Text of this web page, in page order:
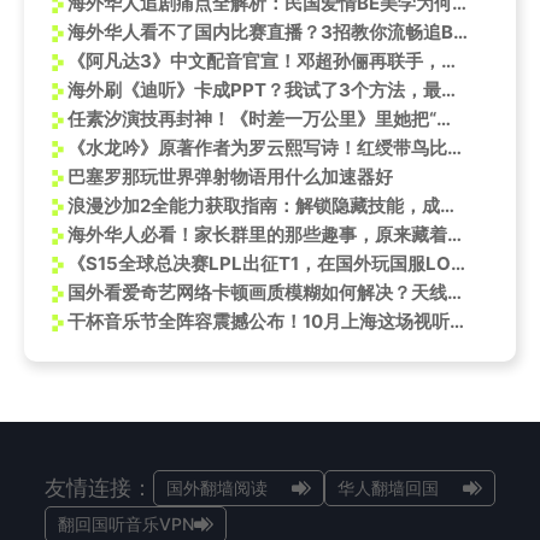
海外华人看不了国内比赛直播？3招教你流畅追BLG对战T1！
《阿凡达3》中文配音官宣！邓超孙俪再联手，海外华人却面临“看片难”？
海外刷《迪听》卡成PPT？我试了3个方法，最后那个秒开无延迟
任素汐演技再封神！《时差一万公里》里她把“生活”演活了，网友：像秋裤扎进袜子般服帖
《水龙吟》原著作者为罗云熙写诗！红绶带鸟比喻惊艳全网，这些细节太戳心
巴塞罗那玩世界弹射物语用什么加速器好
浪漫沙加2全能力获取指南：解锁隐藏技能，成就完美游戏体验
海外华人必看！家长群里的那些趣事，原来藏着这么多生活智慧
《S15全球总决赛LPL出征T1，在国外玩国服LOL用什么加速器？》
国外看爱奇艺网络卡顿画质模糊如何解决？天线宝宝出来玩定档0430
干杯音乐节全阵容震撼公布！10月上海这场视听盛宴不容错过
友情连接： 国外翻墙阅读
华人翻墙回国
翻回国听音乐VPN